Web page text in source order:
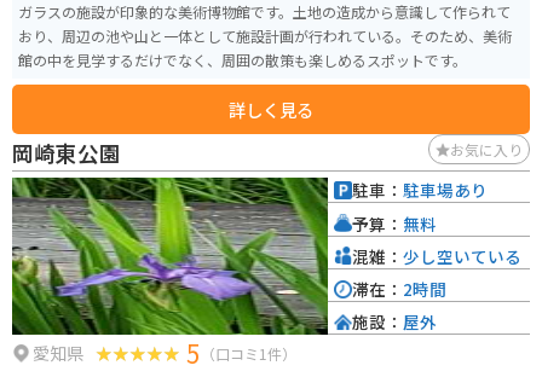
ガラスの施設が印象的な美術博物館です。土地の造成から意識して作られて
おり、周辺の池や山と一体として施設計画が行われている。そのため、美術
館の中を見学するだけでなく、周囲の散策も楽しめるスポットです。
詳しく見る
岡崎東公園 お気に入り
愛知県 5 （口コミ1件）
駐車： 駐車場あり
予算： 無料
混雑： 少し空いている
滞在： 2時間
施設： 屋外